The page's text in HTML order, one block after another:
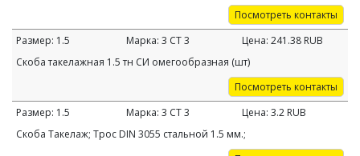
Посмотреть контакты
Размер: 1.5 Марка: 3 СТ 3 Цена: 241.38 RUB
Скоба такелажная 1.5 тн СИ омегообразная (шт)
Посмотреть контакты
Размер: 1.5 Марка: 3 СТ 3 Цена: 3.2 RUB
Скоба Такелаж; Трос DIN 3055 стальной 1.5 мм.;